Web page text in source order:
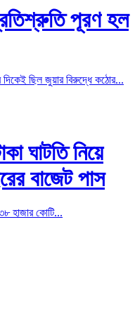
পূরণ হল
দিকেই ছিল জুয়ার বিরুদ্ধে কঠোর...
ঘাটতি নিয়ে
বাজেট পাস
হাজার কোটি...